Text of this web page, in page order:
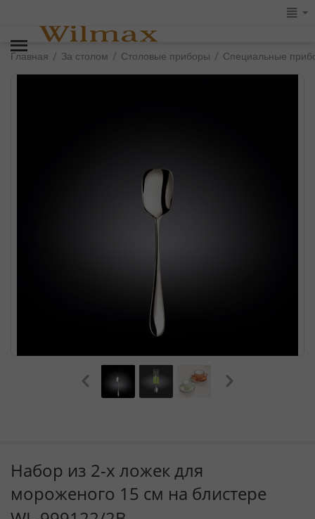
Главная / За столом / Столовые приборы / Специальные
Набор из 2-х ложек для
мороженого 15 см на блистере